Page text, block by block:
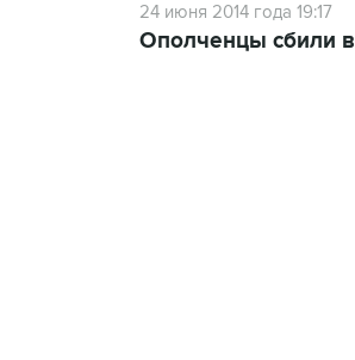
24 июня 2014 года 19:17
Ополченцы сбили